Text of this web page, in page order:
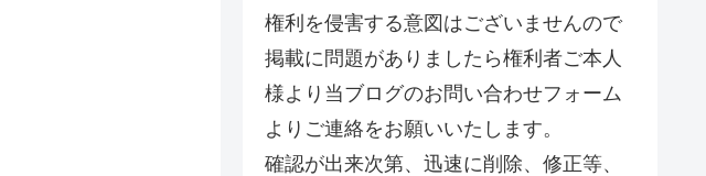
権利を侵害する意図はございませんので
掲載に問題がありましたら権利者ご本人
様より当ブログのお問い合わせフォーム
よりご連絡をお願いいたします。
確認が出来次第、迅速に削除、修正等、